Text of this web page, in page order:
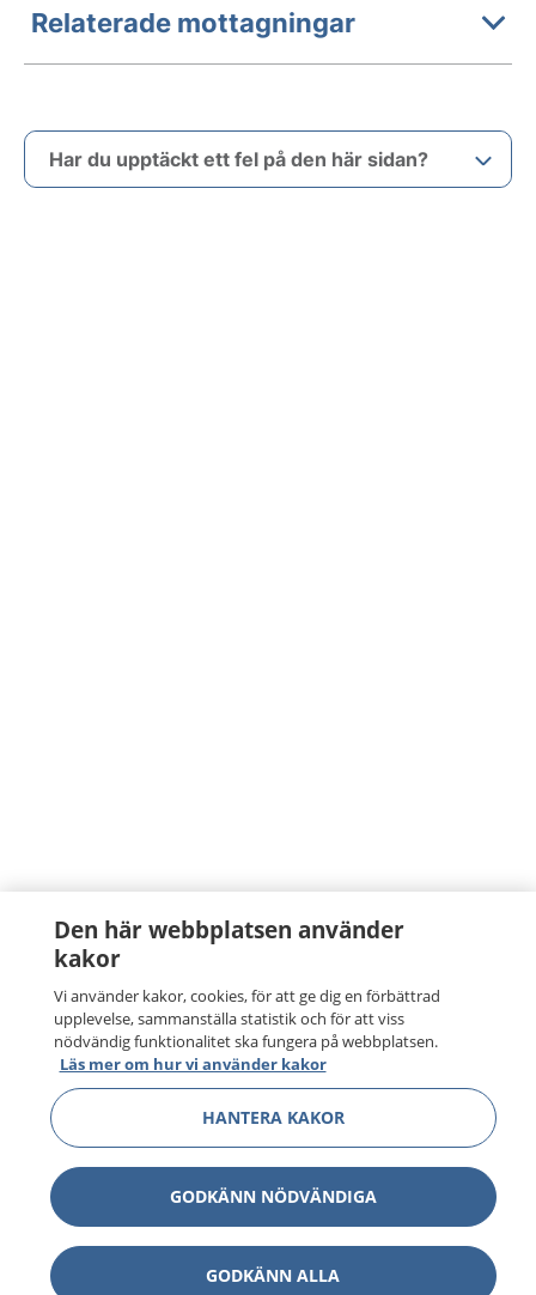
Relaterade mottagningar
Har du upptäckt ett fel på den här sidan?
Den här webbplatsen använder
kakor
Vi använder kakor, cookies, för att ge dig en förbättrad
upplevelse, sammanställa statistik och för att viss
nödvändig funktionalitet ska fungera på webbplatsen.
Läs mer om hur vi använder kakor
HANTERA KAKOR
GODKÄNN NÖDVÄNDIGA
GODKÄNN ALLA